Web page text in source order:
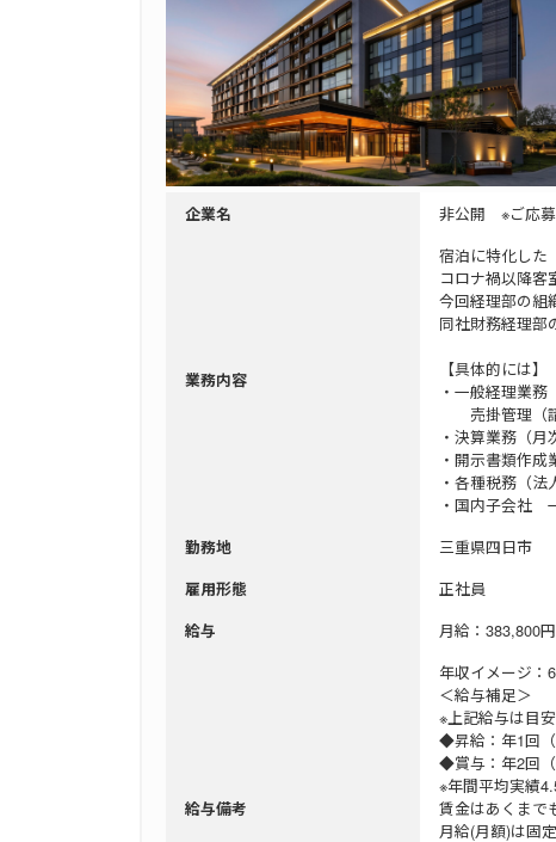
企業名 非公開 ※ご応募
業務内容
宿泊に特化した
コロナ禍以降客
今回経理部の組
同社財務経理部
【具体的には】
・一般経理業務
売掛管理（請
・決算業務（月
・開示書類作
・各種税務（法
・国内子会社
勤務地 三重県四日市
雇用形態 正社員
給与 月給：383,800
給与備考
年収イメージ：
＜給与補足＞
※上記給与は目
◆昇給：年1回（
◆賞与：年2回（
※年間平均実績
賃金はあくまで
月給(月額)は固